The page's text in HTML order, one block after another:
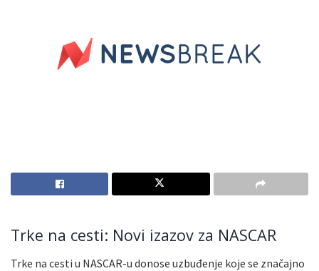
Trke na cesti: Novi izazov za NASCAR
Trke na cesti u NASCAR-u donose uzbuđenje koje se značajno